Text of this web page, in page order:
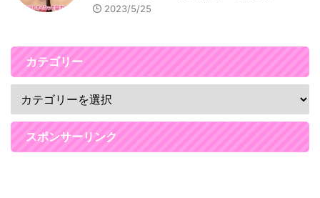
2023/5/25
カテゴリー
スポンサーリンク